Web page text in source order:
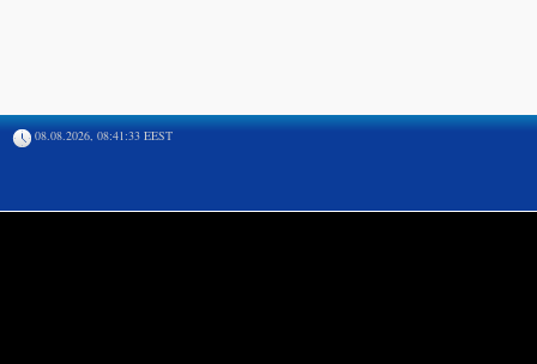
08.08.2026, 08:41:33 EEST